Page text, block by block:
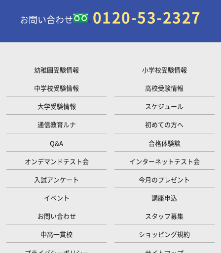
お問い合わせ 0120-53-2327
幼稚園受験情報
小学校受験情報
中学校受験情報
高校受験情報
大学受験情報
スケジュール
通信教育ルナ
初めての方へ
Q&A
合格体験談
オンデマンドテスト会
インターネットテスト会
入試アンケート
今月のプレゼント
イベント
講座申込
お問い合わせ
スタッフ募集
中高一貫校
ショッピング規約